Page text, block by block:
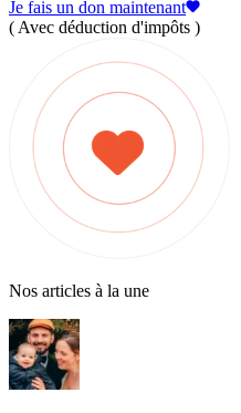
Je fais un don maintenant
( Avec déduction d'impôts )
Nos articles à la une